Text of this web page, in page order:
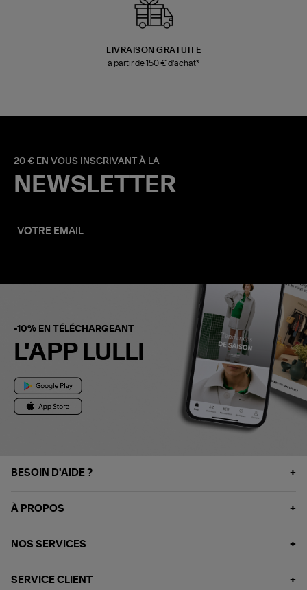
LIVRAISON GRATUITE
à partir de 150 € d'achat*
20 € EN VOUS INSCRIVANT À LA
NEWSLETTER
-10% EN TÉLÉCHARGEANT
L'APP LULLI
BESOIN D'AIDE ?
À PROPOS
NOS SERVICES
SERVICE CLIENT